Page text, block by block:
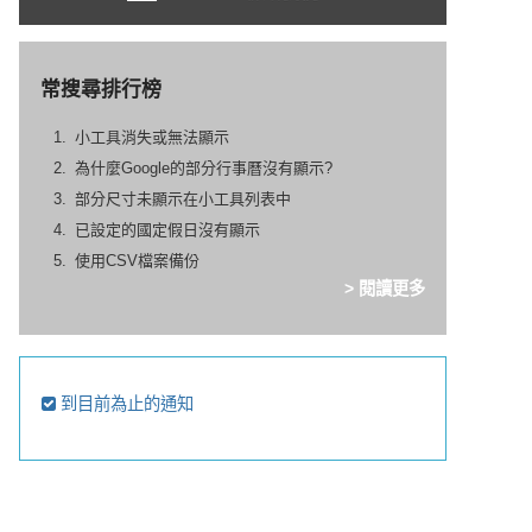
常搜尋排行榜
小工具消失或無法顯示
為什麼Google的部分行事曆沒有顯示?
部分尺寸未顯示在小工具列表中
已設定的國定假日沒有顯示
使用CSV檔案備份
> 閱讀更多
到目前為止的通知